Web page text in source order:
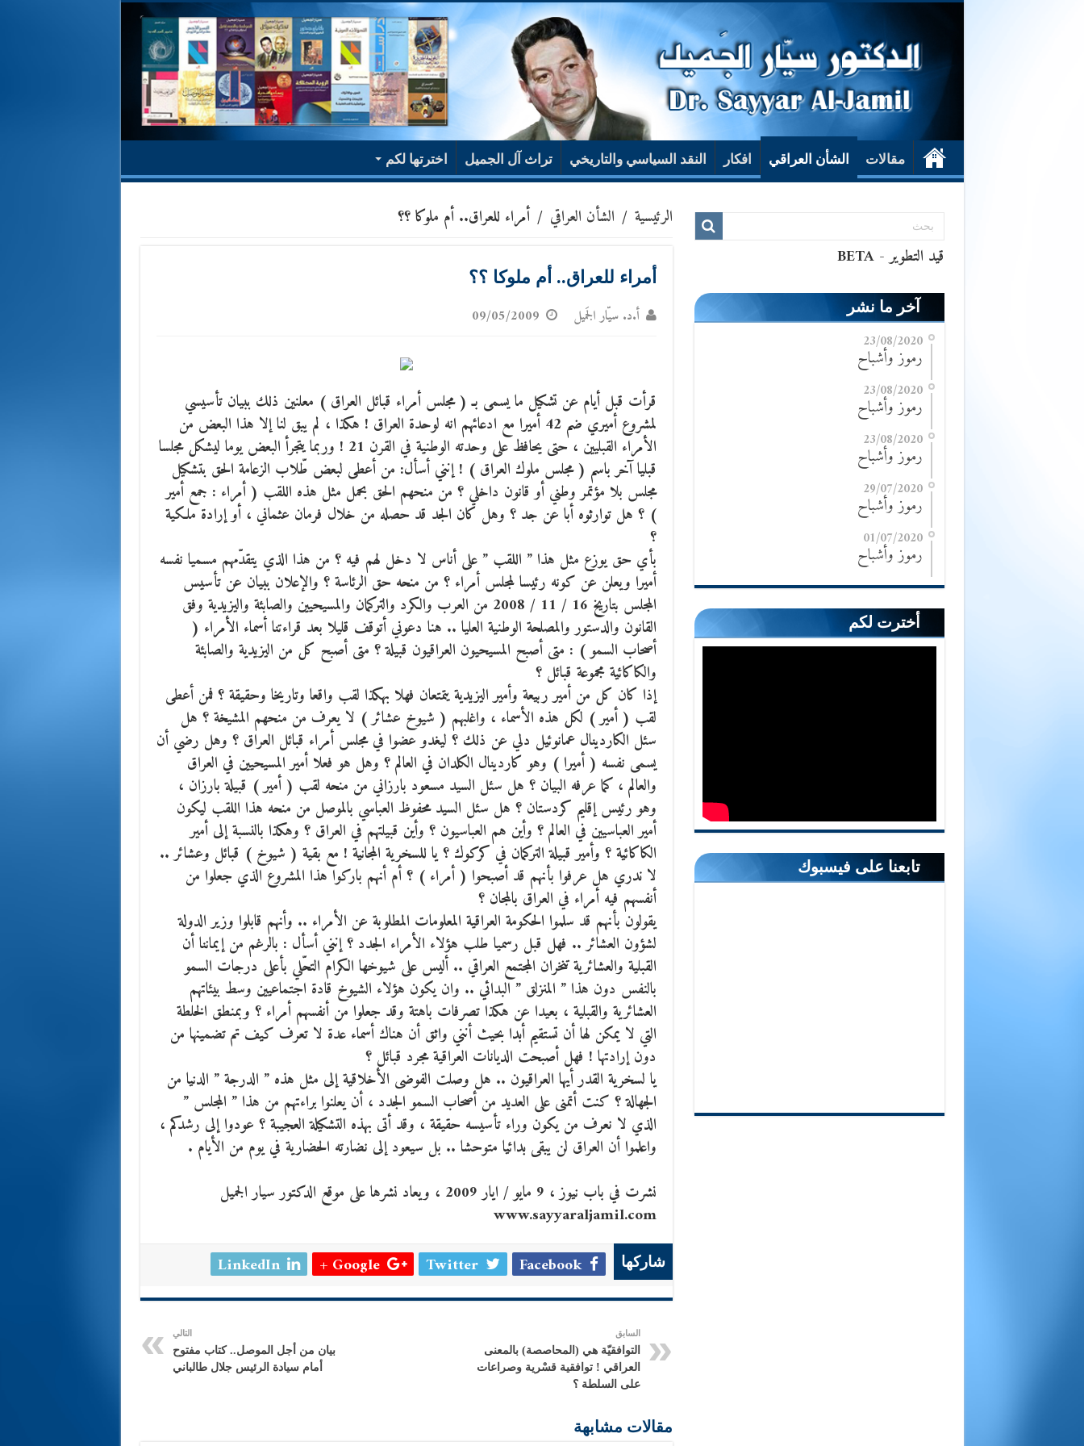
مقالات الشأن العراقي افكار النقد السياسي والتاريخي تراث آل الجميل اخترتها لكم
الرئيسية / الشأن العراقي / أمراء للعراق.. أم ملوكا ؟؟
أمراء للعراق.. أم ملوكا ؟؟
أ.د. سيّار الجَميل 09/05/2009
قرأت قبل أيام عن تشكيل ما يسمى بـ ( مجلس أمراء قبائل العراق ) معلنين ذلك ببيان تأسيسي
لمشروع أميري ضم 42 أميرا مع ادعائهم انه لوحدة العراق ! هكذا ، لم يبق لنا إلا هذا البعض من
الأمراء القبليين ، حتى يحافظ على وحدته الوطنية في القرن 21 !
وربما يتجرأ البعض يوما ليشكل مجلسا
قبليا آخر باسم ( مجلس ملوك العراق ) ! إنني أسأل: من أعطى لبعض طّلاب الزعامة الحق بتشكيل
مجلس بلا مؤتمر وطني أو قانون داخلي ؟ من منحهم الحق بحمل مثل هذه اللقب ( أمراء : جمع أمير
) ؟ هل توارثوه أبا عن جد ؟ وهل كان الجد قد حصله من خلال فرمان عثماني ، أو إرادة ملكية
؟
بأي حق يوزع مثل هذا ” اللقب ” على أناس لا دخل لهم فيه ؟ من هذا الذي يتقدّمهم مسميا نفسه
أميرا ويعلن عن كونه رئيسا لمجلس أمراء ؟ من منحه حق الرئاسة ؟ والإعلان ببيان عن تأسيس
المجلس بتاريخ 16 / 11 / 2008 من العرب والكرد والتركمان والمسيحيين والصابئة واليزيدية وفق
القانون والدستور والمصلحة الوطنية العليا .. هنا دعوني أتوقف قليلا بعد قراءتنا أسماء الأمراء (
أصحاب السمو ) : متى أصبح المسيحيون العراقيون قبيلة ؟ متى أصبح كل من اليزيدية والصابئة
والكاكائية مجموعة قبائل ؟
إذا كان كل من أمير ربيعة وأمير اليزيدية يتمتعان فهلا بهكذا لقب واقعا وتاريخا وحقيقة ؟ فمن أعطى
لقب ( أمير ) لكل هذه الأسماء ، واغلبهم ( شيوخ عشائر ) لا يعرف من منحهم المشيخة ؟ هل
سئل الكاردينال عمانوئيل دلي عن ذلك ؟ ليغدو عضوا في مجلس أمراء قبائل العراق ؟ وهل رضي أن
يسمى نفسه ( أميرا ) وهو كاردينال الكلدان في العالم ؟ وهل هو فعلا أمير المسيحيين في العراق
والعالم ، كما عرفه البيان ؟ هل سئل السيد مسعود بارزاني من منحه لقب ( أمير ) قبيلة بارزان ،
وهو رئيس إقليم كردستان ؟ هل سئل السيد محفوظ العباسي بالموصل من منحه هذا اللقب ليكون
أمير العباسيين في العالم ؟ وأين هم العباسيون ؟ وأين قبيلتهم في العراق ؟ وهكذا بالنسبة إلى أمير
الكاكائية ؟ وأمير قبيلة التركمان في كركوك ؟ يا للسخرية المجانية ! مع بقية ( شيوخ ) قبائل وعشائر ..
لا ندري هل عرفوا بأنهم قد أصبحوا ( أمراء ) ؟ أم أنهم باركوا هذا المشروع الذي جعلوا من
أنفسهم فيه أمراء في العراق بالمجان ؟
يقولون بأنهم قد سلموا الحكومة العراقية المعلومات المطلوبة عن الأمراء .. وأنهم قابلوا وزير الدولة
لشؤون العشائر .. فهل قبل رسميا طلب هؤلاء الأمراء الجدد ؟ إنني أسأل : بالرغم من إيماننا أن
القبلية والعشائرية تنخران المجتمع العراقي .. أليس على شيوخها الكرام التحّلي بأعلى درجات السمو
بالنفس دون هذا ” المنزلق ” البدائي .. وان يكون هؤلاء الشيوخ قادة اجتماعيين وسط بيئاتهم
العشائرية والقبلية ، بعيدا عن هكذا تصرفات باهتة وقد جعلوا من أنفسهم أمراء ؟ وبمنطق الخلطة
التي لا يمكن لها أن تستقيم أبدا بحيث أنني واثق أن هناك أسماء عدة لا تعرف كيف تم تضمينها من
دون إرادتها ! فهل أصبحت الديانات العراقية مجرد قبائل ؟
يا لسخرية القدر أيها العراقيون .. هل وصلت الفوضى الأخلاقية إلى مثل هذه ” الدرجة ” الدنيا من
الجهالة ؟ كنت أتمنى على العديد من أصحاب السمو الجدد ، أن يعلنوا براءتهم من هذا ” المجلس ”
الذي لا نعرف من يكون وراء تأسيسه حقيقة ، وقد أتى بهذه التشكيلة العجيبة ؟ عودوا إلى رشدكم ،
واعلموا أن العراق لن يبقى بدائيا متوحشا .. بل سيعود إلى نضارته الحضارية في يوم من الأيام .
نشرت في باب نيوز ، 9 مايو / ايار 2009 ، ويعاد نشرها على موقع الدكتور سيار الجميل
www.sayyaraljamil.com
شاركها Facebook
Twitter
Google +
LinkedIn
السابق
التوافقيّة هي (المحاصصة) بالمعنى
العراقي ! توافقية قسْرية وصراعات
على السلطة ؟
التالي
بيان من أجل الموصل.. كتاب مفتوح
أمام سيادة الرئيس جلال طالباني
مقالات مشابهة
آخر ما نشر
23/08/2020
رموز وأشباح
23/08/2020
رموز وأشباح
23/08/2020
رموز وأشباح
29/07/2020
رموز وأشباح
01/07/2020
رموز وأشباح
أخترت لكم
تابعنا على فيسبوك